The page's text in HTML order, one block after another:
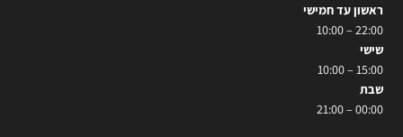
ראשון עד חמישי
22:00 – 10:00
שישי
15:00 – 10:00
שבת
00:00 – 21:00